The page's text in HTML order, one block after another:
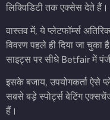
लिक्विडिटी तक एक्सेस देते हैं।
वास्तव में, ये प्लेटफॉर्म्स
विवरण पहले ही दिया जा चुका
साइट्स पर सीधे Betfair में
इसके बजाय, उपयोगकर्ता ऐसे
सबसे बड़े स्पोर्ट्स बेटिंग
हैं।